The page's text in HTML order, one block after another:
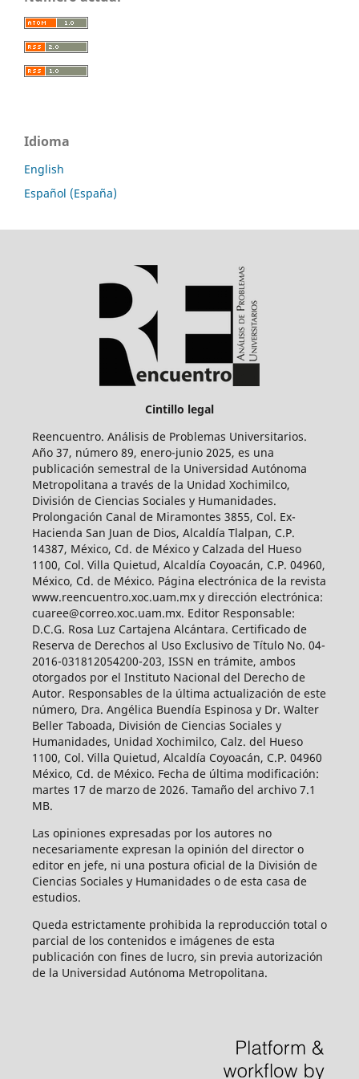
Idioma
English
Español (España)
Cintillo legal
Reencuentro. Análisis de Problemas Universitarios.
Año 37, número 89, enero-junio 2025, es una
publicación semestral de la Universidad Autónoma
Metropolitana a través de la Unidad Xochimilco,
División de Ciencias Sociales y Humanidades.
Prolongación Canal de Miramontes 3855, Col. Ex-
Hacienda San Juan de Dios, Alcaldía Tlalpan, C.P.
14387, México, Cd. de México y Calzada del Hueso
1100, Col. Villa Quietud, Alcaldía Coyoacán, C.P. 04960,
México, Cd. de México. Página electrónica de la revista
www.reencuentro.xoc.uam.mx y dirección electrónica:
cuaree@correo.xoc.uam.mx. Editor Responsable:
D.C.G. Rosa Luz Cartajena Alcántara. Certificado de
Reserva de Derechos al Uso Exclusivo de Título No. 04-
2016-031812054200-203, ISSN en trámite, ambos
otorgados por el Instituto Nacional del Derecho de
Autor. Responsables de la última actualización de este
número, Dra. Angélica Buendía Espinosa y Dr. Walter
Beller Taboada, División de Ciencias Sociales y
Humanidades, Unidad Xochimilco, Calz. del Hueso
1100, Col. Villa Quietud, Alcaldía Coyoacán, C.P. 04960
México, Cd. de México. Fecha de última modificación:
martes 17 de marzo de 2026. Tamaño del archivo 7.1
MB.
Las opiniones expresadas por los autores no
necesariamente expresan la opinión del director o
editor en jefe, ni una postura oficial de la División de
Ciencias Sociales y Humanidades o de esta casa de
estudios.
Queda estrictamente prohibida la reproducción total o
parcial de los contenidos e imágenes de esta
publicación con fines de lucro, sin previa autorización
de la Universidad Autónoma Metropolitana.